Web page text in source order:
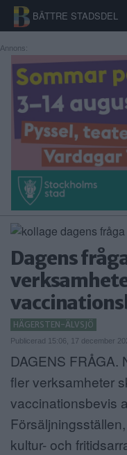
BÄTTRE STADSDEL
START
STADSDEL
PRENUMERATION
SPORT
ÅSIKTER
KALENDER
KONTAKT
SAMARBETEN
ANNONSERA
NÄRINGSLIV
Annons:
Dagens
HÄGERSTEN-ÄLVSJÖ
Publicerad 15:06, 17 december
DAGENS FRÅGA.
fler verksamheter
vaccinationsbevis
kultur- och